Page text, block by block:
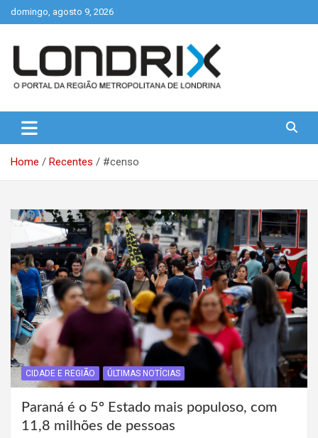
Skip
to
domingo, agosto 9, 2026
Londrix
Home Recentes #censo
CIDADE E REGIÃO ÚLTIMAS NOTÍCIAS
Paraná é o 5º Estado mais populoso, com
11,8 milhões de pessoas